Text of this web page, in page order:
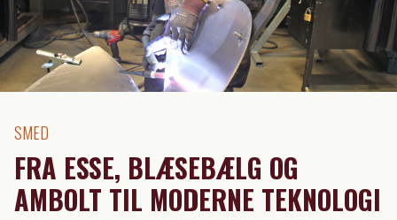
SMED
FRA ESSE, BLÆSEBÆLG OG
AMBOLT TIL MODERNE TEKNOLOGI